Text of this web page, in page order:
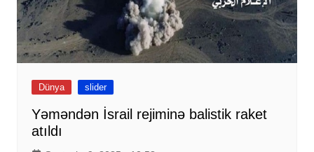
Dünya slider
Yəməndən İsrail rejiminə balistik raket
atıldı